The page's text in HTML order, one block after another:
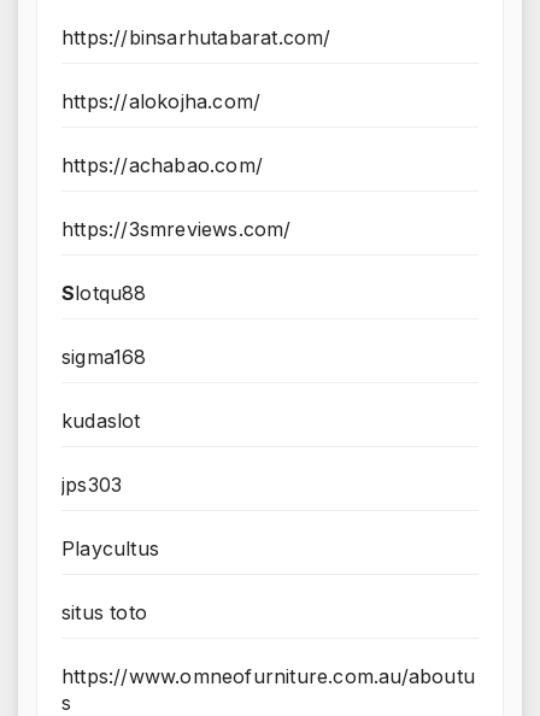
https://binsarhutabarat.com/
https://alokojha.com/
https://achabao.com/
https://3smreviews.com/
Slotqu88
sigma168
kudaslot
jps303
Playcultus
situs toto
https://www.omneofurniture.com.au/aboutu
s